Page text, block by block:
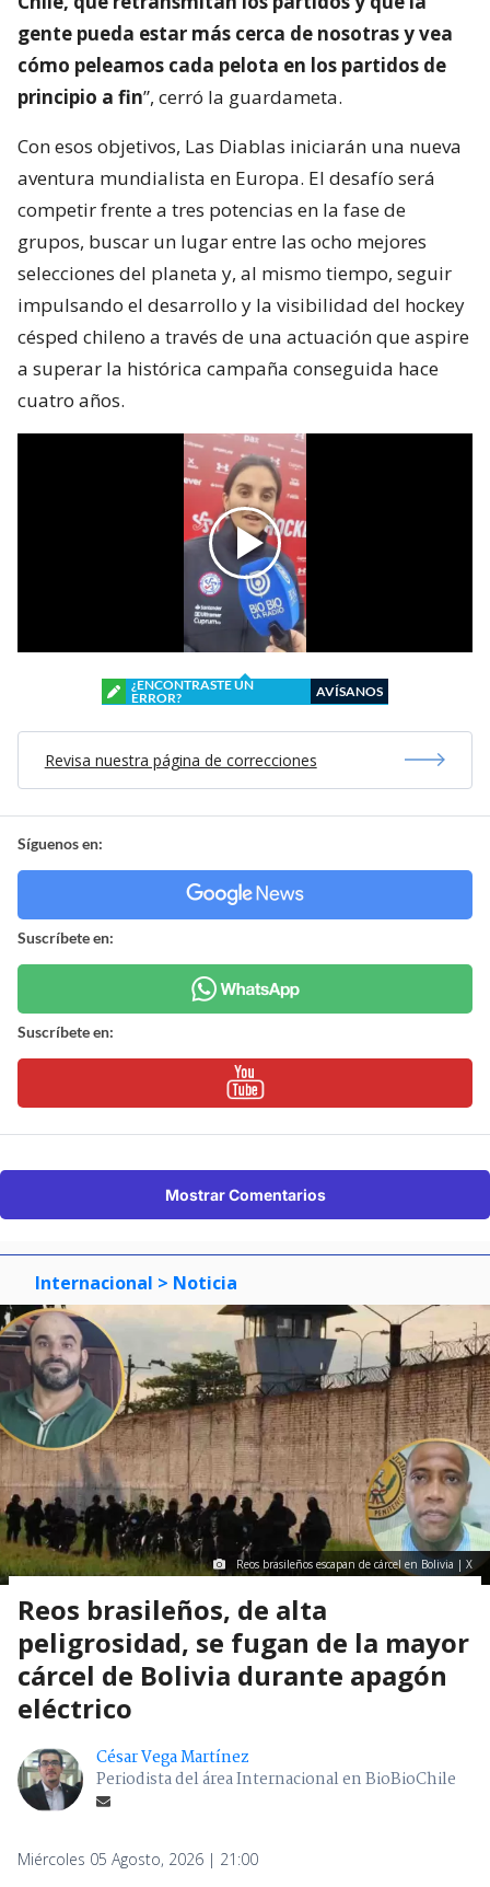
gente pueda estar más cerca de nosotras y vea
cómo peleamos cada pelota en los partidos de
principio a fin”, cerró la guardameta.
Con esos objetivos, Las Diablas iniciarán una nueva
aventura mundialista en Europa. El desafío será
competir frente a tres potencias en la fase de
grupos, buscar un lugar entre las ocho mejores
selecciones del planeta y, al mismo tiempo, seguir
impulsando el desarrollo y la visibilidad del hockey
césped chileno a través de una actuación que aspire
a superar la histórica campaña conseguida hace
cuatro años.
¿ENCONTRASTE UN
ERROR?
AVÍSANOS
Revisa nuestra página de correcciones
Síguenos en:
Suscríbete en:
Suscríbete en:
Mostrar Comentarios
Internacional > Noticia
Reos brasileños escapan de cárcel en Bolivia | X
Reos brasileños, de alta
peligrosidad, se fugan de la mayor
cárcel de Bolivia durante apagón
eléctrico
César Vega Martínez
Periodista del área Internacional en BioBioChile
Miércoles 05 Agosto, 2026 | 21:00